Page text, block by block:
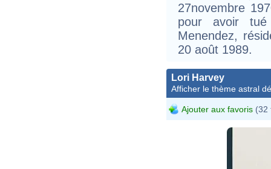
27novembre
pour avoir
Menendez,
20 août 1989.
Lori Harvey
Afficher le thème astral
Ajouter aux favoris (32